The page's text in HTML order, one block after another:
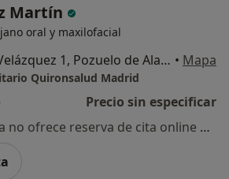
Martín
oral y maxilofacial
Calle Diego de Velázquez 1, Pozuelo de Alarcón • Mapa
Quironsalud Madrid
Precio sin especificar
Este especialista no ofrece reserva de cita online en esta dirección.